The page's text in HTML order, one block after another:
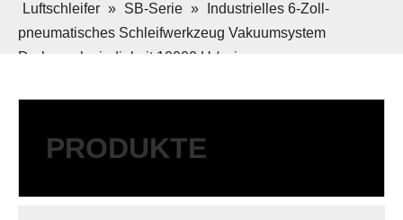
Luftschleifer » SB-Serie »
Industrielles 6-Zoll-
pneumatisches Schleifwerkzeug Vakuumsystem
Drehgeschwindigkeit 10000 U / min
PRODUKTE